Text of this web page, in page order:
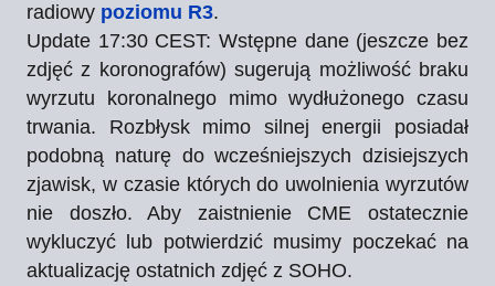
radiowy poziomu R3.
Update 17:30 CEST: Wstępne dane (jeszcze bez
zdjęć z koronografów) sugerują możliwość braku
wyrzutu koronalnego mimo wydłużonego czasu
trwania. Rozbłysk mimo silnej energii posiadał
podobną naturę do wcześniejszych dzisiejszych
zjawisk, w czasie których do uwolnienia wyrzutów
nie doszło. Aby zaistnienie CME ostatecznie
wykluczyć lub potwierdzić musimy poczekać na
aktualizację ostatnich zdjęć z SOHO.